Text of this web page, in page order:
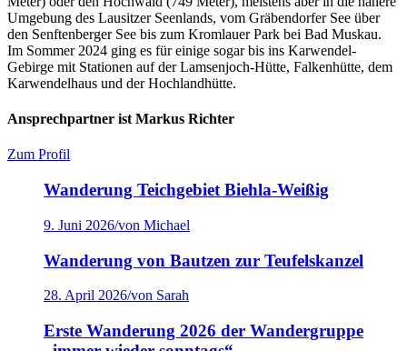
Umgebung des Lausitzer Seenlands, vom Gräbendorfer See über
den Senftenberger See bis zum Kromlauer Park bei Bad Muskau.
Im Sommer 2024 ging es für einige sogar bis ins Karwendel-
Gebirge mit Stationen auf der Lamsenjoch-Hütte, Falkenhütte, dem
Karwendelhaus und der Hochlandhütte.
Ansprechpartner ist Markus Richter
Zum Profil
Wanderung Teichgebiet Biehla-Weißig
9. Juni 2026/von Michael
Wanderung von Bautzen zur Teufelskanzel
28. April 2026/von Sarah
Erste Wanderung 2026 der Wandergruppe